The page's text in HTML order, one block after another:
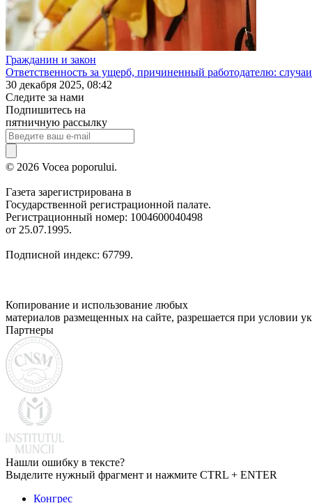
Гражданин и закон
Ответственность за ущерб, причиненный работодателю:
30 декабря 2025, 08:42
Следите за нами
Подпишитесь на
пятничную рассылку
© 2026 Vocea poporului.
Газета зарегистрирована в
Государственной регистрационной палате.
Регистрационный номер: 1004600040498
от 25.07.1995.
Подписной индекс: 67799.
Копирование и использование любых
материалов размещенных на сайте, разрешается при условии
Партнеры
Нашли ошибку в тексте?
Выделите нужный фрагмент и нажмите CTRL + ENTER
Конгрес